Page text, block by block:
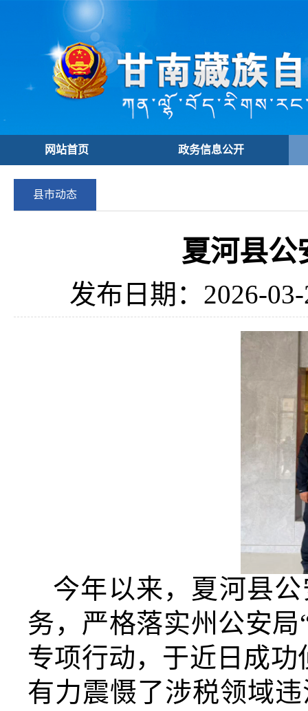
网站首页 政务信息公开
县市动态
夏河县公
发布日期：2026-
今年以来，夏河县
务，严格落实州公安局
专项行动，于近日成
有力震慑了涉税领域